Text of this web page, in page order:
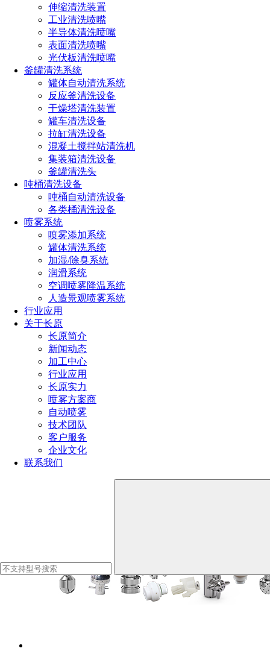
伸缩清洗装置
工业清洗喷嘴
半导体清洗喷嘴
表面清洗喷嘴
光伏板清洗喷嘴
釜罐清洗系统
罐体自动清洗系统
反应釜清洗设备
干燥塔清洗装置
罐车清洗设备
拉缸清洗设备
混凝土搅拌站清洗机
集装箱清洗设备
釜罐清洗头
吨桶清洗设备
吨桶自动清洗设备
各类桶清洗设备
喷雾系统
喷雾添加系统
罐体清洗系统
加湿/除臭系统
润滑系统
空调喷雾降温系统
人造景观喷雾系统
行业应用
关于长原
长原简介
新闻动态
加工中心
行业应用
长原实力
喷雾方案商
自动喷雾
技术团队
客户服务
企业文化
联系我们
灵活适应性强：设备能够适应不同类型和尺寸的坦克，以及其
他复杂结构的设备内部清洗需求，应用范围广泛。
点击免费获取选型方案报价
如您对长原产品有采购或者其他任何需求及疑问，请来电
或加微信沟通！电话：
上一篇： 洗罐喷嘴的选购指南（了解选择洗罐喷嘴的关键因
下一篇：伸缩式旋转清洗器型号特点及优势
热门文章
喷嘴规格型号参数（附：选择合适喷嘴的4个小技巧）
喷嘴的规格和型号选择方法（超详细喷嘴选型方法）
消防喷头型号类型及其应用大全（不同环境消防喷头的
选型技巧）
喷雾器喷头的种类有哪些型号（雾化喷头哪种效果最好
用）
喷头的种类有哪些（喷头分类全解析）
191-1929-8456
产品推荐